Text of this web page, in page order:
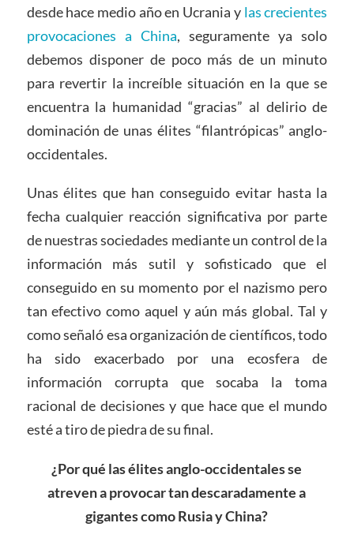
desde hace medio año en Ucrania y las crecientes
provocaciones a China, seguramente ya solo
debemos disponer de poco más de un minuto
para revertir la increíble situación en la que se
encuentra la humanidad “gracias” al delirio de
dominación de unas élites “filantrópicas” anglo-
occidentales.
Unas élites que han conseguido evitar hasta la
fecha cualquier reacción significativa por parte
de nuestras sociedades mediante un control de la
información más sutil y sofisticado que el
conseguido en su momento por el nazismo pero
tan efectivo como aquel y aún más global. Tal y
como señaló esa organización de científicos, todo
ha sido exacerbado por una ecosfera de
información corrupta que socaba la toma
racional de decisiones y que hace que el mundo
esté a tiro de piedra de su final.
¿Por qué las élites anglo-occidentales se
atreven a provocar tan descaradamente a
gigantes como Rusia y China?